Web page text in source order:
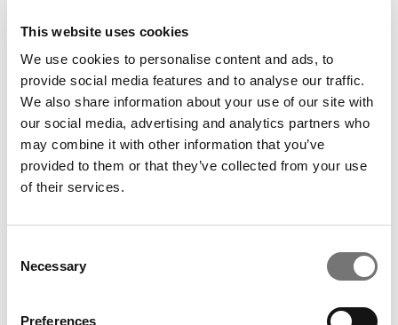
This website uses cookies
We use cookies to personalise content and ads, to
provide social media features and to analyse our traffic.
We also share information about your use of our site with
our social media, advertising and analytics partners who
may combine it with other information that you’ve
provided to them or that they’ve collected from your use
of their services.
Selection
Necessary
Preferences
udsolgte verdensturnéer og hits som
“Younger”, “Painkiller” og “Hard Sometimes”
har han opbygget en solid international
fanskare. Samarbejder med kunstnere som
Grent Perez, Holly Humberstone, JVKE, SG
Lewis, Denzel Curry og GoldLink vidner
samtidig om en artist, der ubesværet
kvitterede Bands of Tomorrow med 4,5 ud af
5 stjerner. Nu vender han tilbage til samme
scene – denne gang med et nyt album i